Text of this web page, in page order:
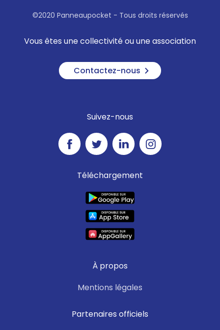
©2020 Panneaupocket - Tous droits réservés
Vous êtes une collectivité ou une association
Contactez-nous
Suivez-nous
Téléchargement
À propos
Mentions légales
Partenaires officiels